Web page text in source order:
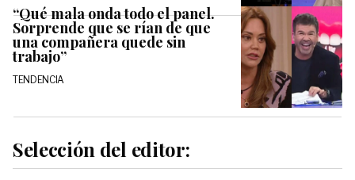
“Qué mala onda todo el panel.
Sorprende que se rían de que
una compañera quede sin
trabajo”
TENDENCIA
Selección del editor: